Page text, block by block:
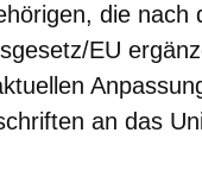
die
EU
an das